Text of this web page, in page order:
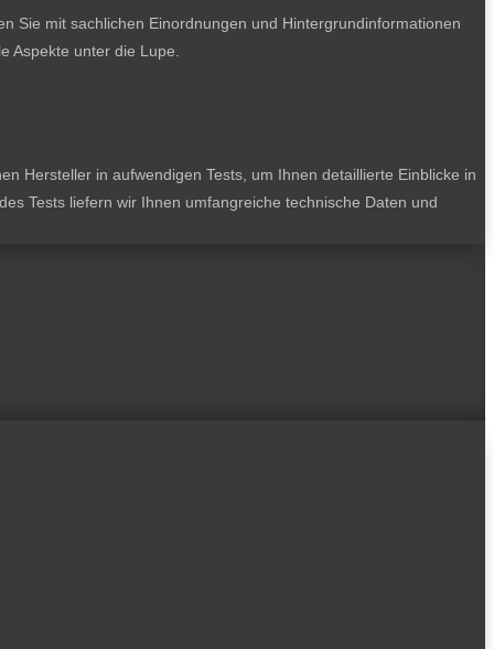
Sie mit sachlichen Einordnungen und Hintergrundinformationen
Aspekte unter die Lupe.
Hersteller in aufwendigen Tests, um Ihnen detaillierte Einblicke in
Tests liefern wir Ihnen umfangreiche technische Daten und